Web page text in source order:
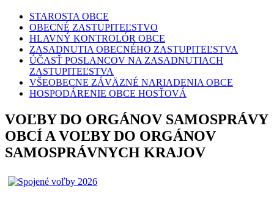
STAROSTA OBCE
OBECNÉ ZASTUPITEĽSTVO
HLAVNÝ KONTROLÓR OBCE
ZASADNUTIA OBECNÉHO ZASTUPITEĽSTVA
ÚČASŤ POSLANCOV NA ZASADNUTIACH
ZASTUPITEĽSTVA
VŠEOBECNE ZÁVÄZNÉ NARIADENIA OBCE
HOSPODÁRENIE OBCE HOSŤOVÁ
VOĽBY DO ORGÁNOV SAMOSPRÁVY
OBCÍ A VOĽBY DO ORGÁNOV
SAMOSPRÁVNYCH KRAJOV